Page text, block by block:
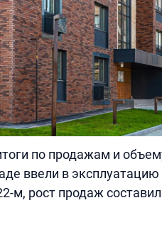
по продажам и
ввели в
м, рост продаж